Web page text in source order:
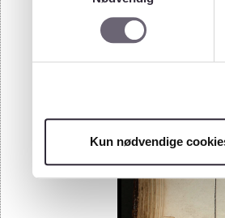
Kun nødvendige